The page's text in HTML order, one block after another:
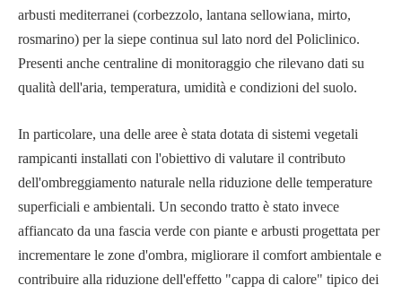
arbusti mediterranei (corbezzolo, lantana sellowiana, mirto,
rosmarino) per la siepe continua sul lato nord del Policlinico.
Presenti anche centraline di monitoraggio che rilevano dati su
qualità dell'aria, temperatura, umidità e condizioni del suolo.
In particolare, una delle aree è stata dotata di sistemi vegetali
rampicanti installati con l'obiettivo di valutare il contributo
dell'ombreggiamento naturale nella riduzione delle temperature
superficiali e ambientali. Un secondo tratto è stato invece
affiancato da una fascia verde con piante e arbusti progettata per
incrementare le zone d'ombra, migliorare il comfort ambientale e
contribuire alla riduzione dell'effetto "cappa di calore" tipico dei